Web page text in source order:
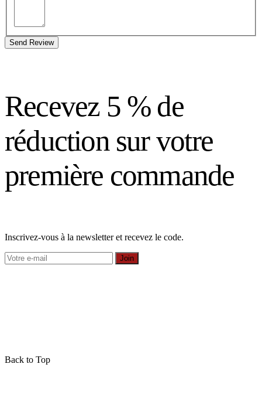
Send Review
Recevez 5 % de
réduction sur votre
première commande
Inscrivez-vous à la newsletter et recevez le code.
Join
Back to Top